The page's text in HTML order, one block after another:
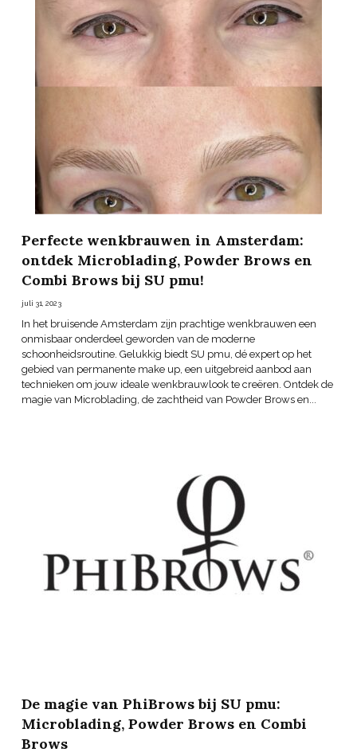
Perfecte wenkbrauwen in Amsterdam:
ontdek Microblading, Powder Brows en
Combi Brows bij SU pmu!
juli 31, 2023
In het bruisende Amsterdam zijn prachtige wenkbrauwen een
onmisbaar onderdeel geworden van de moderne
schoonheidsroutine. Gelukkig biedt SU pmu, dé expert op het
gebied van permanente make up, een uitgebreid aanbod aan
technieken om jouw ideale wenkbrauwlook te creëren. Ontdek de
magie van Microblading, de zachtheid van Powder Brows en...
De magie van PhiBrows bij SU pmu:
Microblading, Powder Brows en Combi
Brows